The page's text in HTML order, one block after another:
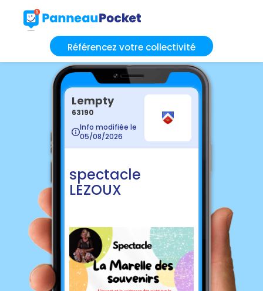
Référencez votre collectivité
Lempty
63190
Info modifiée le
05/08/2026
spectacle
LEZOUX